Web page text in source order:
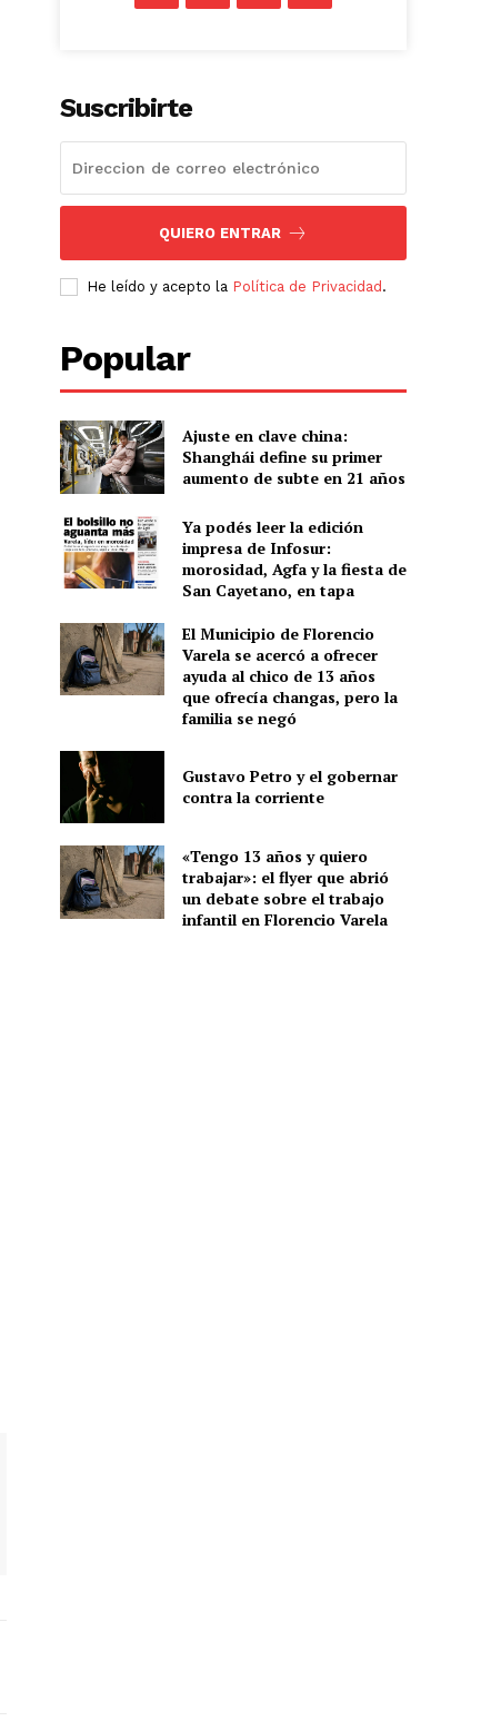
Suscribirte
QUIERO ENTRAR
He leído y acepto la Política de Privacidad .
Popular
Ajuste en clave china:
Shanghái define su primer
aumento de subte en 21 años
Ya podés leer la edición
impresa de Infosur:
morosidad, Agfa y la fiesta de
San Cayetano, en tapa
El Municipio de Florencio
Varela se acercó a ofrecer
ayuda al chico de 13 años
que ofrecía changas, pero la
familia se negó
Gustavo Petro y el gobernar
contra la corriente
«Tengo 13 años y quiero
trabajar»: el flyer que abrió
un debate sobre el trabajo
infantil en Florencio Varela